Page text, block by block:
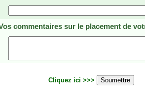
commentaires sur le placement de
Cliquez ici >>>